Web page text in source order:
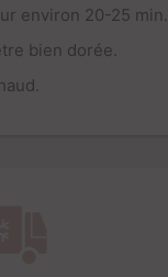
environ 20-25 min.
bien dorée.